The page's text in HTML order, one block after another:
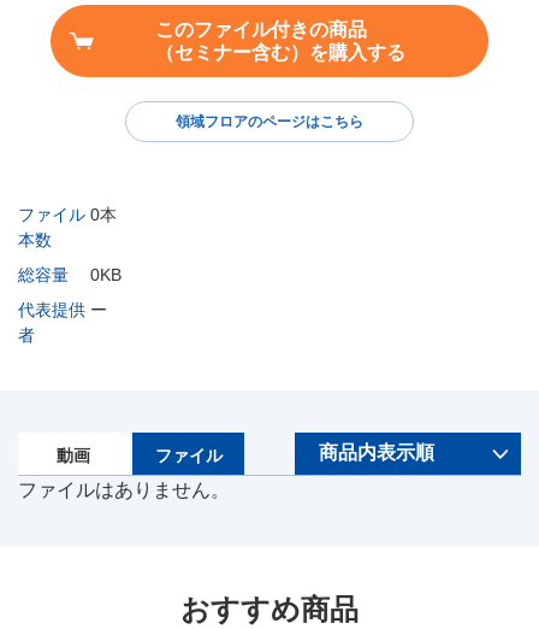
ファイル
本数
0本
総容量
0KB
代表提供
者
ー
このファイル付きの商品
（セミナー含む）を購入する
領域フロアのページはこちら
動画 ファイル
ファイルはありません。
おすすめ商品